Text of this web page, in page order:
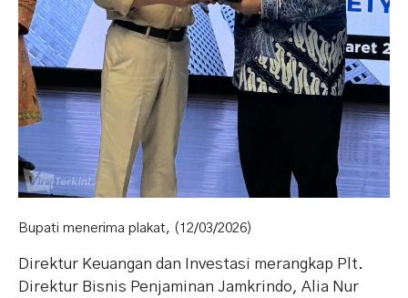
Bupati menerima plakat, (12/03/2026)
Direktur Keuangan dan Investasi merangkap Plt.
Direktur Bisnis Penjaminan Jamkrindo, Alia Nur